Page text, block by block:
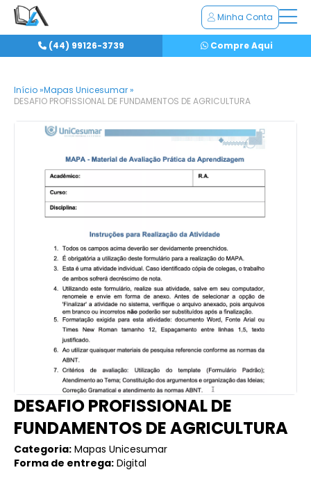
Minha Conta
(44) 99126-3739 Compre Aqui
Início »Mapas Unicesumar »
DESAFIO PROFISSIONAL DE FUNDAMENTOS DE AGRICULTURA
DESAFIO PROFISSIONAL DE
FUNDAMENTOS DE AGRICULTURA
Categoria: Mapas Unicesumar
Forma de entrega: Digital